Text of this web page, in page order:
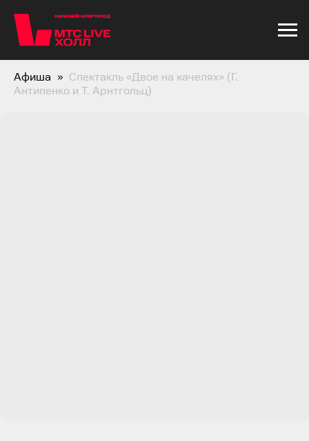
Афиша
Спектакль «Двое на качелях» (Г.
Антипенко и Т. Арнтгольц)